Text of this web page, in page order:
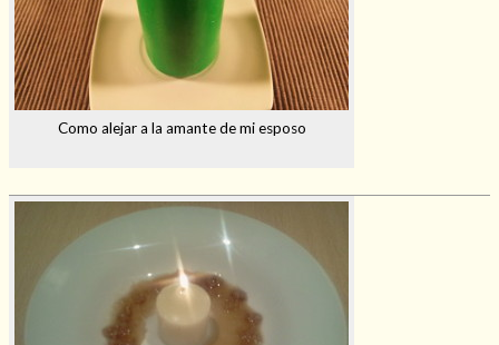
Como alejar a la amante de mi esposo